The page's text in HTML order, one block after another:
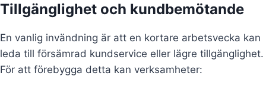
Tillgänglighet och kundbemötande
En vanlig invändning är att en kortare arbetsvecka kan
leda till försämrad kundservice eller lägre tillgänglighet.
För att förebygga detta kan verksamheter: